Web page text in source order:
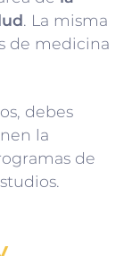
. La misma
de medicina
debes
la
de